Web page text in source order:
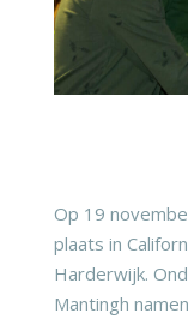
Op 19
plaats in
Harderwijk.
Mantingh